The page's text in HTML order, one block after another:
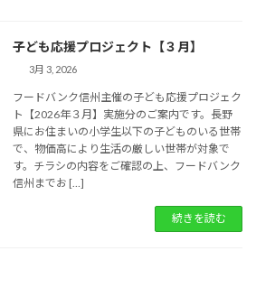
子ども応援プロジェクト【３月】
3月 3, 2026
フードバンク信州主催の子ども応援プロジェク
ト【2026年３月】実施分のご案内です。長野
県にお住まいの小学生以下の子どものいる世帯
で、物価高により生活の厳しい世帯が対象で
す。チラシの内容をご確認の上、フードバンク
信州までお […]
続きを読む